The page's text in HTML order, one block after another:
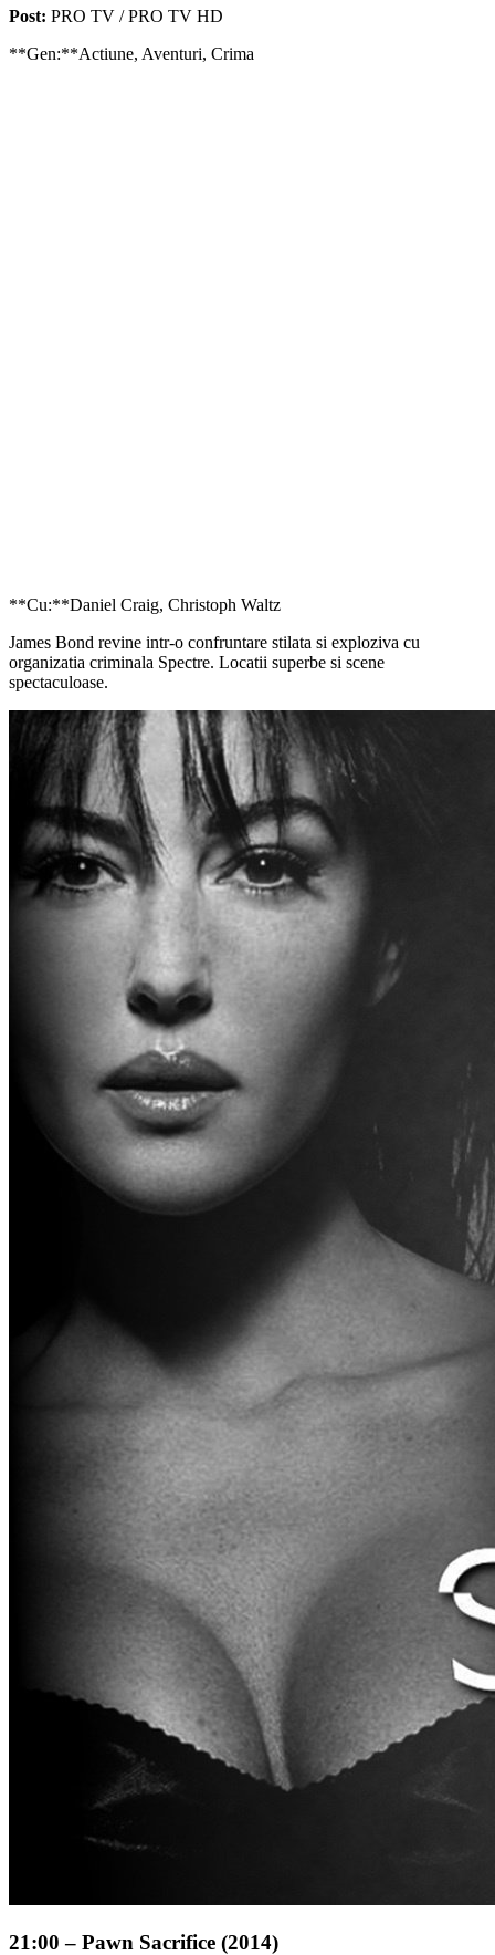
Post: PRO TV / PRO TV HD
**Gen:**Actiune, Aventuri, Crima
**Cu:**Daniel Craig, Christoph Waltz
James Bond revine intr-o confruntare stilata si exploziva cu
organizatia criminala Spectre. Locatii superbe si scene
spectaculoase.
21:00 – Pawn Sacrifice (2014)